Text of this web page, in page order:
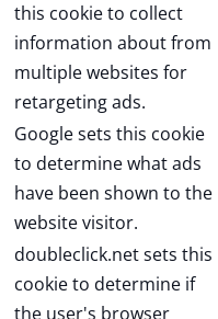
this cookie to collect
information about from
multiple websites for
retargeting ads.
Google sets this cookie
to determine what ads
have been shown to the
website visitor.
doubleclick.net sets this
cookie to determine if
the user's browser